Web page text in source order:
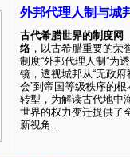
外邦代理人制与城
古代希腊世界的制度网
络 ，以古希腊重要的荣
制度“外邦代理人制”为透
镜，透视城邦从“无政府
会”到帝国等级秩序的根
转型，为解读古代地中
世界的权力变迁提供了
新视角...